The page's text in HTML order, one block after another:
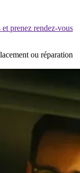
prenez rendez-vous
ou réparation